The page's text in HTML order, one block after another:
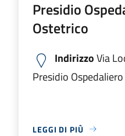
Presidio
Ostetrico
IndirizzoVia
Presidio
LEGGI DI PIÙ